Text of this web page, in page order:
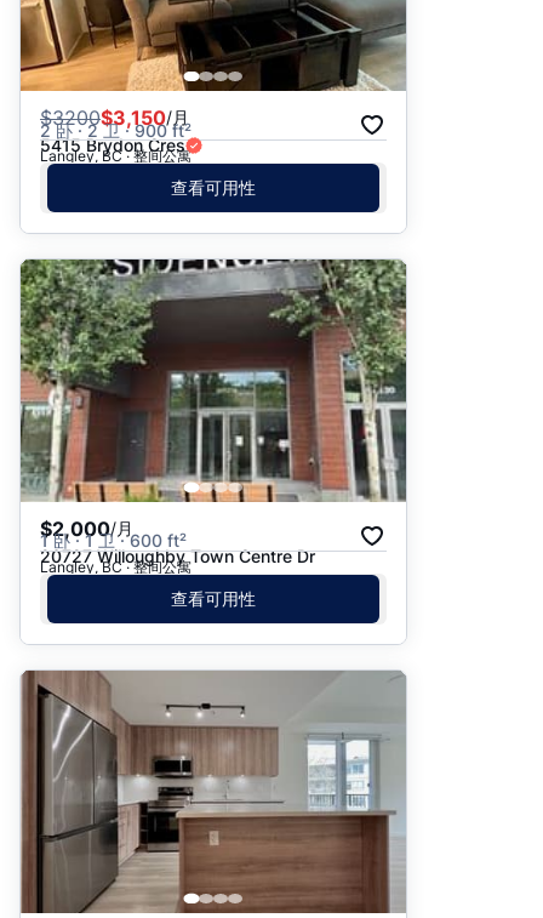
$3200$3,150/月
2 卧 · 2 卫 · 900 ft²
5415 Brydon Cres
Langley, BC · 整间公寓
查看可用性
$2,000/月
1 卧 · 1 卫 · 600 ft²
20727 Willoughby Town Centre Dr
Langley, BC · 整间公寓
查看可用性